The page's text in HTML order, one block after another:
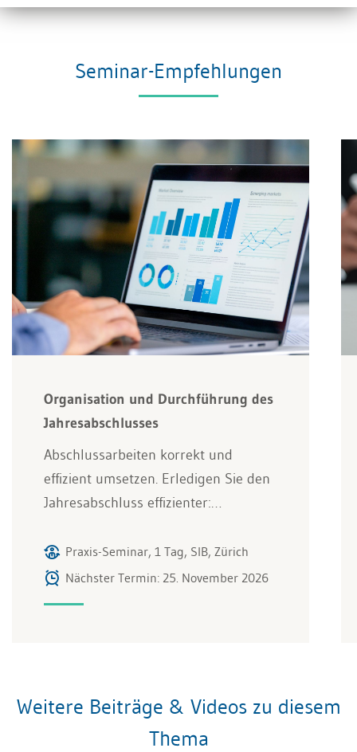
Seminar-Empfehlungen
Organisation und Durchführung des
Jahresabschlusses
Abschlussarbeiten korrekt und
effizient umsetzen. Erledigen Sie den
Jahresabschluss effizienter:…
Praxis-Seminar, 1 Tag, SIB, Zürich
Nächster Termin: 25. November 2026
Weitere Beiträge & Videos zu diesem
Thema